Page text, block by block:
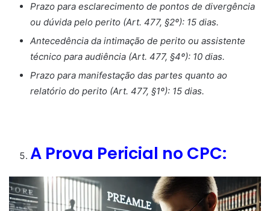
Prazo para esclarecimento de pontos de divergência
ou dúvida pelo perito (Art. 477, §2º): 15 dias.
Antecedência da intimação de perito ou assistente
técnico para audiência (Art. 477, §4º): 10 dias.
Prazo para manifestação das partes quanto ao
relatório do perito (Art. 477, §1º): 15 dias.
A Prova Pericial no CPC: